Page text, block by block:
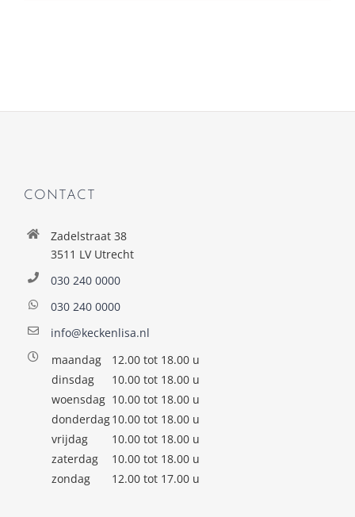
CONTACT
Zadelstraat 38
3511 LV Utrecht
030 240 0000
030 240 0000
info@keckenlisa.nl
maandag
12.00 tot 18.00 u
dinsdag
10.00 tot 18.00 u
woensdag 10.00 tot 18.00 u
donderdag10.00 tot 18.00 u
vrijdag
10.00 tot 18.00 u
zaterdag
10.00 tot 18.00 u
zondag
12.00 tot 17.00 u